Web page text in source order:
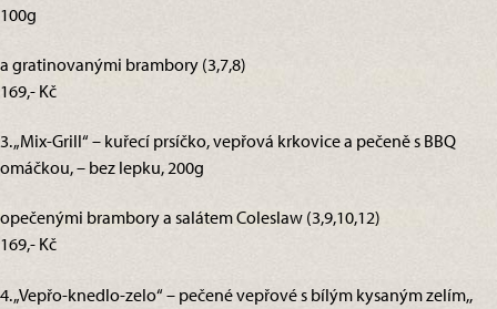
100g
a gratinovanými brambory (3,7,8)
169,- Kč
3. „Mix-Grill“ – kuřecí prsíčko, vepřová krkovice a pečeně s BBQ
omáčkou, – bez lepku, 200g
opečenými brambory a salátem Coleslaw (3,9,10,12)
169,- Kč
4. „Vepřo-knedlo-zelo“ – pečené vepřové s bílým kysaným zelím,,